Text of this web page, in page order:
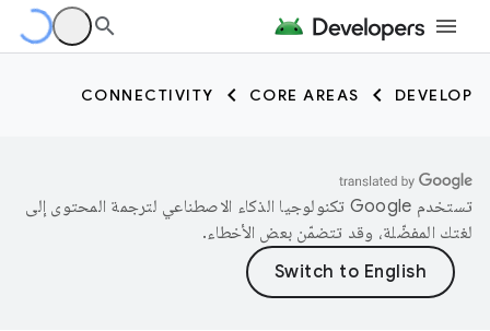
DEVELOP
CORE AREAS
CONNECTIVITY
تستخدم Google تكنولوجيا الذكاء الاصطناعي لترجمة المحتوى إلى
لغتك المفضّلة، وقد تتضمّن بعض الأخطاء.